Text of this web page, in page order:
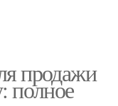
продажи
полное